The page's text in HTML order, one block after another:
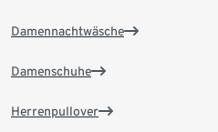
Damennachtwäsche
Damenschuhe
Herrenpullover